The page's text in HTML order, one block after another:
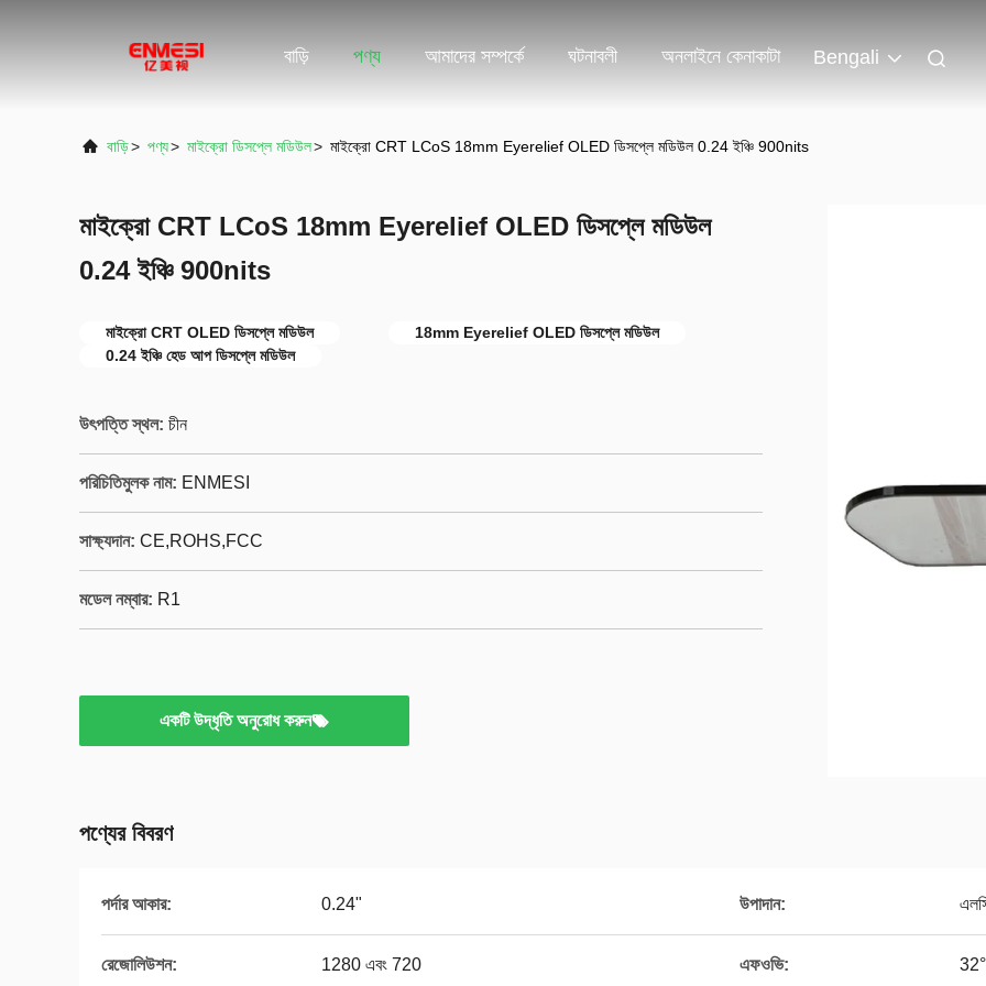
বাড়ি পণ্য আমাদের সম্পর্কে ঘটনাবলী অনলাইনে কেনাকাটা Bengali
বাড়ি> পণ্য> মাইক্রো ডিসপ্লে মডিউল> মাইক্রো CRT LCoS 18mm Eyerelief OLED ডিসপ্লে মডিউল 0.24 ইঞ্চি 900nits
মাইক্রো CRT LCoS 18mm Eyerelief OLED ডিসপ্লে মডিউল
0.24 ইঞ্চি 900nits
মাইক্রো CRT OLED ডিসপ্লে মডিউল
18mm Eyerelief OLED ডিসপ্লে মডিউল
0.24 ইঞ্চি হেড আপ ডিসপ্লে মডিউল
উৎপত্তি স্থল: চীন
পরিচিতিমুলক নাম: ENMESI
সাক্ষ্যদান: CE,ROHS,FCC
মডেল নম্বার: R1
একটি উদ্ধৃতি অনুরোধ করুন
পণ্যের বিবরণ
পর্দার আকার: 0.24" উপাদান:
রেজোলিউশন: 1280 এবং 720 এফওভি: 32°